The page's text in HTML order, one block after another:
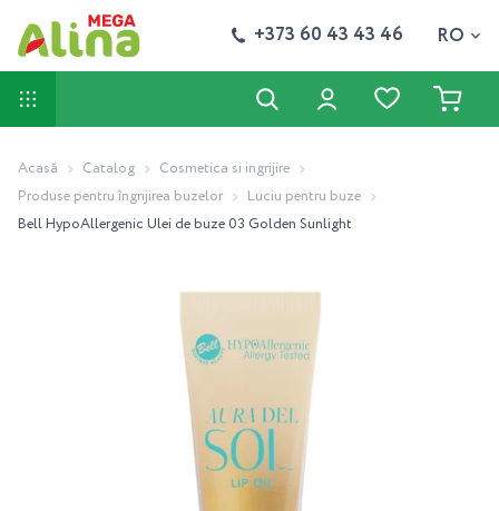
+373 60 43 43 46 RO
Acasă Catalog
Cosmetica si ingrijire
Produse pentru îngrijirea buzelor
Luciu pentru buze
Bell HypoAllergenic Ulei de buze 03 Golden Sunlight